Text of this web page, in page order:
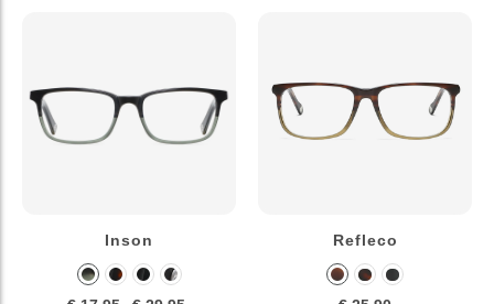
Inson Refleco